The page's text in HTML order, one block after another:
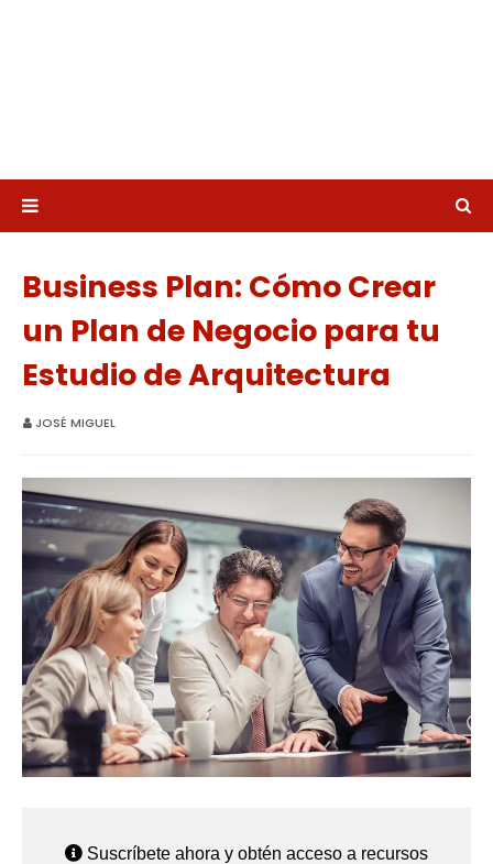
Business Plan: Cómo Crear
un Plan de Negocio para tu
Estudio de Arquitectura
JOSÉ MIGUEL
Suscríbete ahora y obtén acceso a recursos